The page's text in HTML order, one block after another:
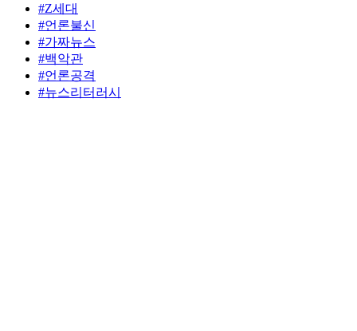
#Z세대
#언론불신
#가짜뉴스
#백악관
#언론공격
#뉴스리터러시